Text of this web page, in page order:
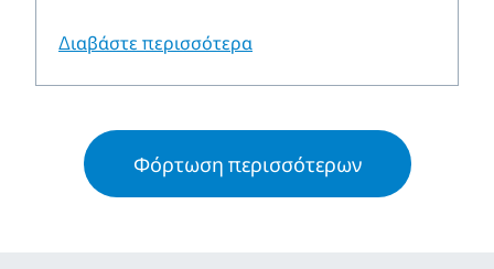
Διαβάστε περισσότερα
Φόρτωση περισσότερων